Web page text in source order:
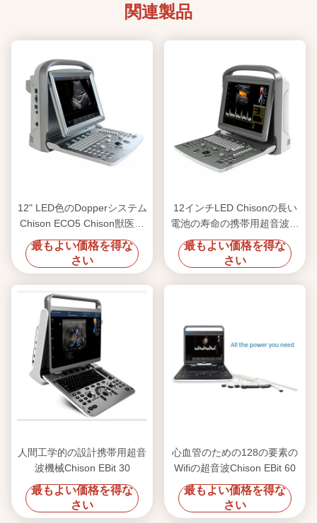
関連製品
12" LED色のDopperシステム
Chison ECO5 Chison獣医の
超音波
最もよい価格を得な
さい
12インチLED Chisonの長い
電池の寿命の携帯用超音波機
械ECO6
最もよい価格を得な
さい
人間工学的の設計携帯用超音
波機械Chison EBit 30
最もよい価格を得な
さい
心血管のための128の要素の
Wifiの超音波Chison EBit 60
最もよい価格を得な
さい